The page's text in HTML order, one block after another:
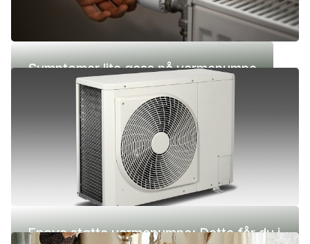
Symptomer lite gass på varmepumpe
Enova støtte varmepumpe: Dette får du i